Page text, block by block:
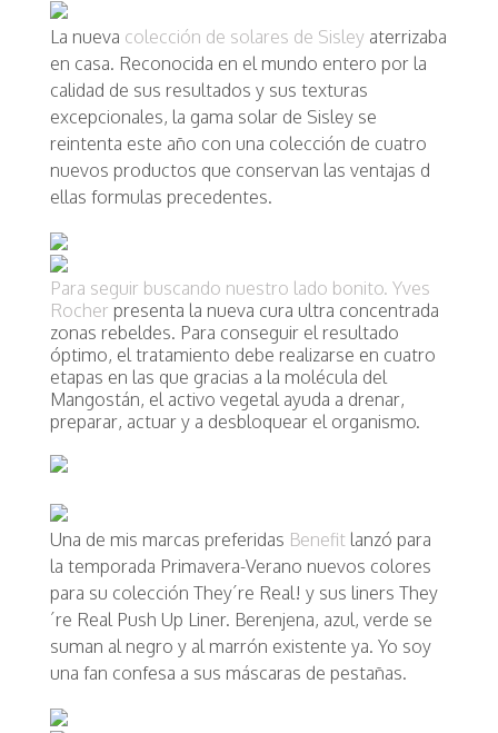
La nueva colección de solares de Sisley aterrizaba
en casa. Reconocida en el mundo entero por la
calidad de sus resultados y sus texturas
excepcionales, la gama solar de Sisley se
reintenta este año con una colección de cuatro
nuevos productos que conservan las ventajas d
ellas formulas precedentes.
Para seguir buscando nuestro lado bonito. Yves
Rocher presenta la nueva cura ultra concentrada
zonas rebeldes. Para conseguir el resultado
óptimo, el tratamiento debe realizarse en cuatro
etapas en las que gracias a la molécula del
Mangostán, el activo vegetal ayuda a drenar,
preparar, actuar y a desbloquear el organismo.
Una de mis marcas preferidas Benefitlanzó para
la temporada Primavera-Verano nuevos colores
para su colección They´re Real! y sus liners They
´re Real Push Up Liner. Berenjena, azul, verde se
suman al negro y al marrón existente ya. Yo soy
una fan confesa a sus máscaras de pestañas.